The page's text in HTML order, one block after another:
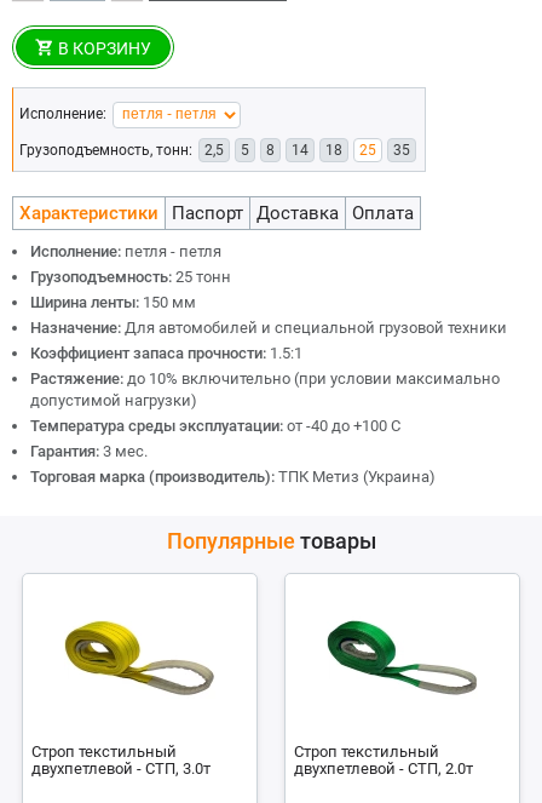
В КОРЗИНУ
Исполнение:
Грузоподъемность, тонн: 2,5 5 8 14 18 25 35
Характеристики Паспорт Доставка Оплата
Исполнение: петля - петля
Грузоподъемность: 25 тонн
Ширина ленты: 150 мм
Назначение: Для автомобилей и специальной грузовой техники
Коэффициент запаса прочности: 1.5:1
Растяжение: до 10% включительно (при условии максимально
допустимой нагрузки)
Температура среды эксплуатации: от -40 до +100 С
Гарантия: 3 мес.
Торговая марка (производитель): ТПК Метиз (Украина)
Популярные товары
Строп текстильный
двухпетлевой - СТП, 3.0т
Строп текстильный
двухпетлевой - СТП, 2.0т